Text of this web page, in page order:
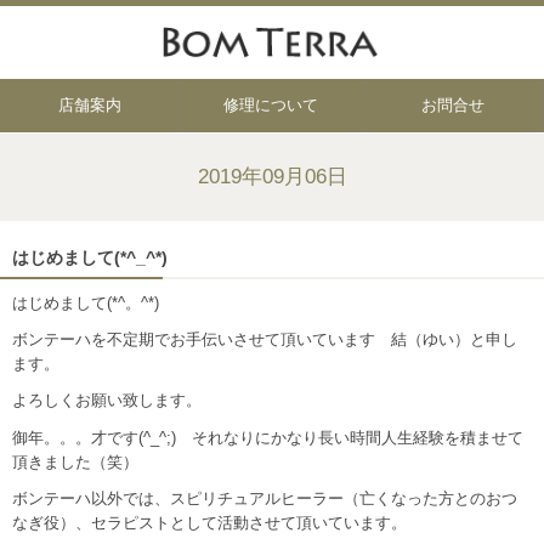
店舗案内 修理について お問合せ
2019年09月06日
はじめまして(*^_^*)
はじめまして(*^。^*)
ボンテーハを不定期でお手伝いさせて頂いています 結（ゆい）と申し
ます。
よろしくお願い致します。
御年。。。才です(^_^;) それなりにかなり長い時間人生経験を積ませて
頂きました（笑）
ボンテーハ以外では、スピリチュアルヒーラー（亡くなった方とのおつ
なぎ役）、セラピストとして活動させて頂いています。